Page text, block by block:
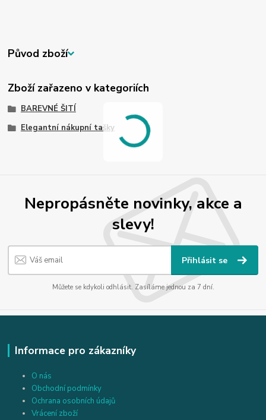
Původ zboží
Zboží zařazeno v kategoriích
BAREVNÉ ŠITÍ
Elegantní nákupní tašky
Nepropásněte novinky, akce a
slevy!
Přihlásit se
Můžete se kdykoli odhlásit. Zasíláme jednou za 7 dní.
Informace pro zákazníky
O nás
Obchodní podmínky
Ochrana osobních údajů
Vrácení zboží